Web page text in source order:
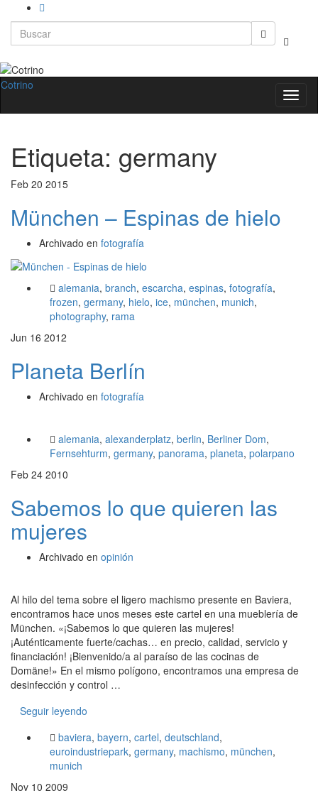
Alternar
Search
for:
la
Cotrino
Etiqueta: germany
Feb 20 2015
München – Espinas de hielo
Archivado en fotografía
alemania, branch, escarcha, espinas, fotografía,
frozen, germany, hielo, ice, münchen, munich,
photography, rama
Jun 16 2012
Planeta Berlín
Archivado en fotografía
alemania, alexanderplatz, berlin, Berliner Dom,
Fernsehturm, germany, panorama, planeta, polarpano
Feb 24 2010
Sabemos lo que quieren las
mujeres
Archivado en opinión
Al hilo del tema sobre el ligero machismo presente en Baviera,
encontramos hace unos meses este cartel en una mueblería de
München. «¡Sabemos lo que quieren las mujeres!
¡Auténticamente fuerte/cachas… en precio, calidad, servicio y
financiación! ¡Bienvenido/a al paraíso de las cocinas de
Domäne!» En el mismo polígono, encontramos una empresa de
desinfección y control …
Seguir leyendo
baviera, bayern, cartel, deutschland,
euroindustriepark, germany, machismo, münchen,
munich
Nov 10 2009